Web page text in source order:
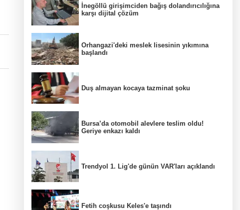
İnegöllü girişimciden bağış dolandırıcılığına
karşı dijital çözüm
Orhangazi'deki meslek lisesinin yıkımına
başlandı
Duş almayan kocaya tazminat şoku
Bursa’da otomobil alevlere teslim oldu!
Geriye enkazı kaldı
Trendyol 1. Lig'de günün VAR'ları açıklandı
Fetih coşkusu Keles'e taşındı